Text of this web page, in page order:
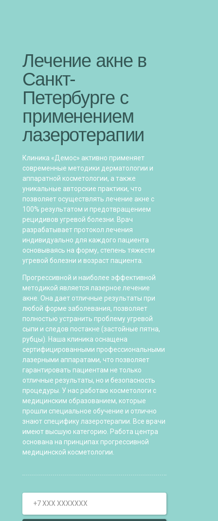
Лечение акне в
Санкт-
Петербурге с
применением
лазеротерапии
Клиника «Демос» активно применяет
современные методики дерматологии и
аппаратной косметологии, а также
уникальные авторские практики, что
позволяет осуществлять лечение акне с
100% результатом и предотвращением
рецидивов угревой болезни. Врач
разрабатывает протокол лечения
индивидуально для каждого пациента
основываясь на форму, степень тяжести
угревой болезни и возраст пациента.
Прогрессивной и наиболее эффективной
методикой является лазерное лечение
акне. Она дает отличные результаты при
любой форме заболевания, позволяет
полностью устранить проблему угревой
сыпи и следов постакне (застойные пятна,
рубцы). Наша клиника оснащена
сертифицированными профессиональными
лазерными аппаратами, что позволяет
гарантировать пациентам не только
отличные результаты, но и безопасность
процедуры. У нас работаю косметологи с
медицинским образованием, которые
прошли специальное обучение и отлично
знают специфику лазеротерапии. Все врачи
имеют высшую категорию. Работа центра
основана на принципах прогрессивной
медицинской косметологии.